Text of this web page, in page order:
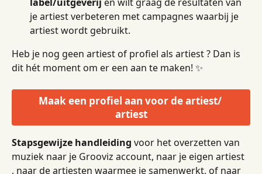
label/uitgeverij en wilt graag de resultaten van
je artiest verbeteren met campagnes waarbij je
artiest wordt gebruikt.
Heb je nog geen artiest of profiel als artiest ? Dan is
dit hét moment om er een aan te maken! ✨
Maak een profiel aan voor de artiest/
artiest
Stapsgewijze handleiding voor het overzetten van
muziek naar je Grooviz account, naar je eigen artiest
, naar de artiesten waarmee je samenwerkt, of naar